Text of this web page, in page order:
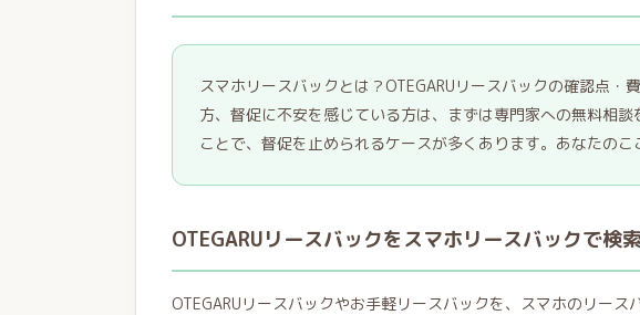
スマホリースバックとは？OTEGARUリースバックの確認点
方、督促に不安を感じている方は、まずは専門家への無料相
ことで、督促を止められるケースが多くあります。あなたのこ
OTEGARUリースバックをスマホリースバックで検
OTEGARUリースバックやお手軽リースバックを、スマホのリー